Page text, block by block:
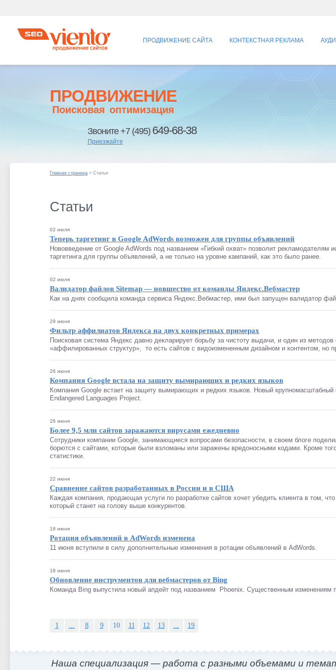
ПРОДВИЖЕНИЕ САЙТА КОНТЕКСТНАЯ РЕКЛАМА
ПРОДВИЖЕНИЕ
Поисковая оптимизация
Звоните +7 (495) 649-68-38
Приезжайте
Главная страница > Статьи
Статьи
02 июля
Теперь таргетинг в Google AdWords возможен для группы объявлений
Нововведение от Google AdWords под названием «Гибкий охват» позволит рекламодателям
таргетинга для группы объявлений, а не только на уровне кампаний, как это было ранее.
02 июля
Валидатор файлов Sitemap — новшество от команды Яндекс.Вебмастер
Как на днях сообщила команда сервиса Яндекс.Вебмастер, ими был запущен валидатор
29 июня
Фильтр аффилиатов Яндекса на двух конкретных примерах
Поисковая система Яндекс давно декларирует борьбу за чистоту выдачи, и один из
«аффилированных структур», то есть сайтов с видоизмененным дизайном и контентом, но
26 июня
Компания Google встала на защиту вымирающих и редких языков
Компания Google встает на защиту вымирающих и редких языков. Новый крупномасштабный
Endangered Languages Project.
26 июня
Более 9,5 млн сайтов заражаются вирусами ежедневно
Сотрудники компании Google, занимающиеся вопросами безопасности, в своем блоге
борются с сайтами, которые были взломаны или заражены вредоносными кодами. Кроме
статистики.
22 июня
Сравнение сайтов разработанных в России и в США
Каждая компания, продающая услуги по разработке сайтов хочет убедить клиента в том,
который станет на голову выше конкурентов.
18 июня
Ротация объявлений в AdWords изменена
11 июня вступили в силу дополнительные изменения в ротации объявлений в AdWords.
18 июня
Обновление инструментов для вебмастеров от Bing
Команда Bing выпустила новый апдейт под названием Phoenix. Существенным изменениям
1 ... 8 9 10 11 12 13 ... 19
Наша специализация — работа с разными объемами и